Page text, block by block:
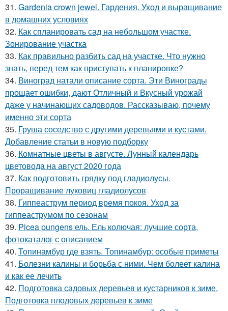
31. Gardenia crown jewel. Гардения. Уход и выращивание
в домашних условиях
32. Как спланировать сад на небольшом участке.
Зонирование участка
33. Как правильно разбить сад на участке. Что нужно
знать, перед тем как приступать к планировке?
34. Виноград натали описание сорта. Эти Винограды
прощает ошибки, дают Отличный и Вкусный урожай
даже у начинающих садоводов. Рассказываю, почему
именно эти сорта
35. Груша соседство с другими деревьями и кустами.
Добавление статьи в новую подборку
36. Комнатные цветы в августе. Лунный календарь
цветовода на август 2020 года
37. Как подготовить грядку под гладиолусы.
Проращивание луковиц гладиолусов
38. Гиппеаструм период время покоя. Уход за
гиппеаструмом по сезонам
39. Picea pungens ель. Ель колючая: лучшие сорта,
фотокаталог с описанием
40. Топинамбур где взять. Топинамбур: особые приметы
41. Болезни калины и борьба с ними. Чем болеет калина
и как ее лечить
42. Подготовка садовых деревьев и кустарников к зиме.
Подготовка плодовых деревьев к зиме